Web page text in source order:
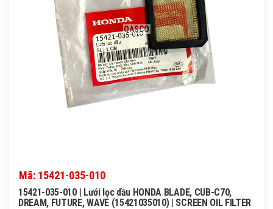
QASCO
Mã: 15421-035-010
15421-035-010 | Lưới lọc dầu HONDA BLADE, CUB-C70,
DREAM, FUTURE, WAVE (15421035010) | SCREEN OIL FILTER